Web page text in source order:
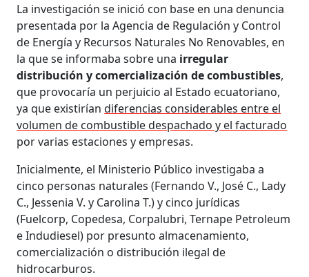
La investigación se inició con base en una denuncia
presentada por la Agencia de Regulación y Control
de Energía y Recursos Naturales No Renovables, en
la que se informaba sobre una irregular
distribución y comercialización de combustibles,
que provocaría un perjuicio al Estado ecuatoriano,
ya que existiríandiferencias considerables entre el
volumen de combustible despachado y el facturado
por varias estaciones y empresas.
Inicialmente, el Ministerio Público investigaba a
cinco personas naturales (Fernando V., José C., Lady
C., Jessenia V. y Carolina T.) y cinco jurídicas
(Fuelcorp, Copedesa, Corpalubri, Ternape Petroleum
e Indudiesel) por presunto almacenamiento,
comercialización o distribución ilegal de
hidrocarburos.